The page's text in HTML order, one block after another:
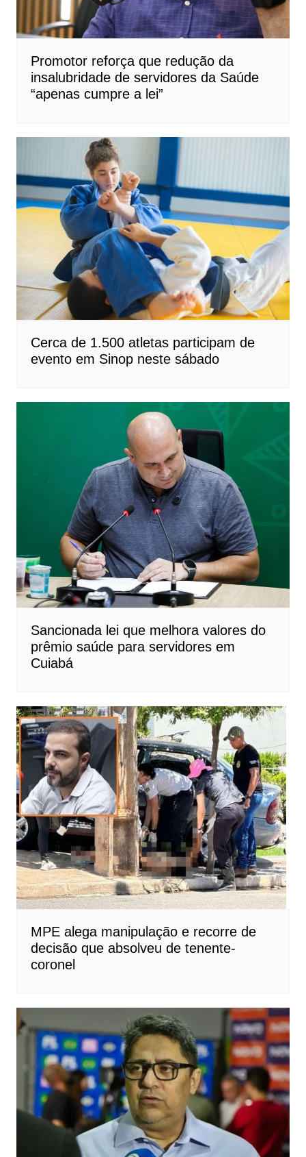
Promotor reforça que redução da
insalubridade de servidores da Saúde
“apenas cumpre a lei”
Cerca de 1.500 atletas participam de
evento em Sinop neste sábado
Sancionada lei que melhora valores do
prêmio saúde para servidores em
Cuiabá
MPE alega manipulação e recorre de
decisão que absolveu de tenente-
coronel